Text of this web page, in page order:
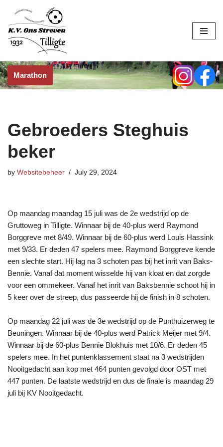
Skip
to
Marathon
Gebroeders Steghuis
beker
by Websitebeheer July 29, 2024
Op maandag maandag 15 juli was de 2e wedstrijd op de
Gruttoweg in Tilligte. Winnaar bij de 40-plus werd Raymond
Borggreve met 8/49. Winnaar bij de 60-plus werd Louis Hassink
met 9/33. Er deden 47 spelers mee. Raymond Borggreve kende
een slechte start. Hij lag na 3 schoten pas bij het inrit van Baks-
Bennie. Vanaf dat moment wisselde hij van kloat en dat zorgde
voor een ommekeer. Vanaf het inrit van Baksbennie schoot hij in
5 keer over de streep, dus passeerde hij de finish in 8 schoten.
Op maandag 22 juli was de 3e wedstrijd op de Punthuizerweg te
Beuningen. Winnaar bij de 40-plus werd Patrick Meijer met 9/4.
Winnaar bij de 60-plus Bennie Blokhuis met 10/6. Er deden 45
spelers mee. In het puntenklassement staat na 3 wedstrijden
Nooitgedacht aan kop met 464 punten gevolgd door OST met
447 punten. De laatste wedstrijd en dus de finale is maandag 29
juli bij KV Nooitgedacht.